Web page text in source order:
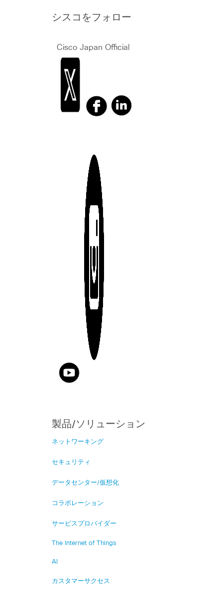
シスコをフォロー
Cisco Japan Official
製品/ソリューション
ネットワーキング
セキュリティ
データセンター/仮想化
コラボレーション
サービスプロバイダー
The Internet of Things
AI
カスタマーサクセス